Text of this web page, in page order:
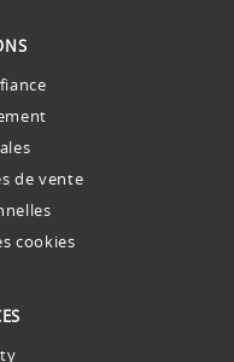
de vente
cookies